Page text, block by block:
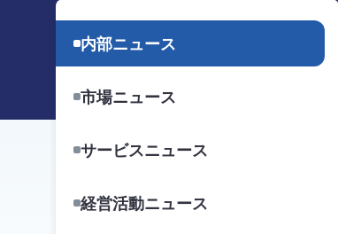
内部ニュース
市場ニュース
サービスニュース
経営活動ニュース